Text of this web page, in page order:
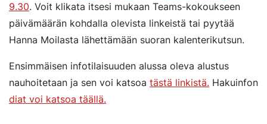
9.30. Voit klikata itsesi mukaan Teams-kokoukseen
päivämäärän kohdalla olevista linkeistä tai pyytää
Hanna Moilasta lähettämään suoran kalenterikutsun.
Ensimmäisen infotilaisuuden alussa oleva alustus
nauhoitetaan ja sen voi katsoa tästä linkistä. Hakuinfon
diat voi katsoa täällä.